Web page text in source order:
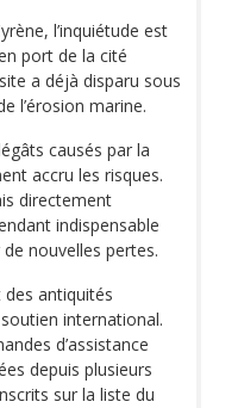
l’inquiétude est
port de la cité
a déjà disparu sous
l’érosion marine.
causés par la
accru les risques.
directement
indispensable
nouvelles pertes.
antiquités
international.
d’assistance
depuis plusieurs
sur la liste du